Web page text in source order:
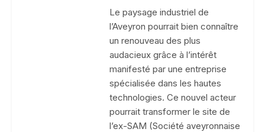
Le paysage industriel de
l’Aveyron pourrait bien connaître
un renouveau des plus
audacieux grâce à l’intérêt
manifesté par une entreprise
spécialisée dans les hautes
technologies. Ce nouvel acteur
pourrait transformer le site de
l’ex-SAM (Société aveyronnaise